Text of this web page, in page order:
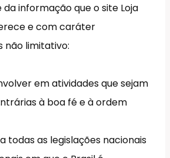
informação que o site Loja
e com caráter
não limitativo:
em atividades que sejam
à boa fé e à ordem
todas as legislações nacionais